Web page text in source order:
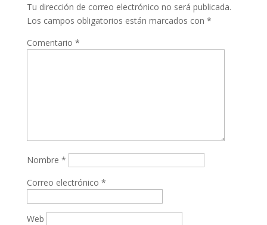
Tu dirección de correo electrónico no será publicada.
Los campos obligatorios están marcados con *
Comentario *
Nombre *
Correo electrónico *
Web